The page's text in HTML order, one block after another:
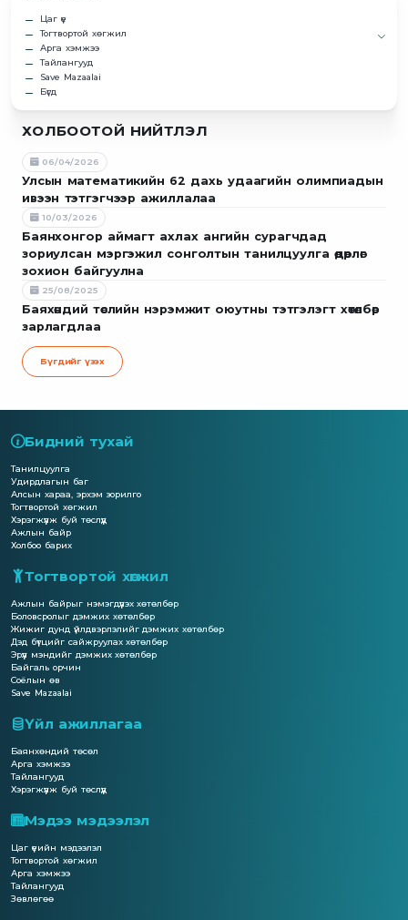
Цаг үе
Тогтвортой хөгжил
Арга хэмжээ
Тайлангууд
Save Mazaalai
Бүгд
ХОЛБООТОЙ НИЙТЛЭЛ
06/04/2026
Улсын математикийн 62 дахь удаагийн олимпиадын
ивээн тэтгэгчээр ажиллалаа
10/03/2026
Баянхонгор аймагт ахлах ангийн сурагчдад
зориулсан мэргэжил сонголтын танилцуулга өдөрлөг
зохион байгуулна
25/08/2025
Баяхөндий төслийн нэрэмжит оюутны тэтгэлэгт хөтөлбөр
зарлагдлаа
Бүгдийг үзэх
Бидний тухай
Танилцуулга
Удирдлагын баг
Алсын хараа, эрхэм зорилго
Тогтвортой хөгжил
Хэрэгжүүлж буй төслүүд
Ажлын байр
Холбоо барих
Тогтвортой хөгжил
Ажлын байрыг нэмэгдүүлэх хөтөлбөр
Боловсролыг дэмжих хөтөлбөр
Жижиг дунд үйлдвэрлэлийг дэмжих хөтөлбөр
Дэд бүтцийг сайжруулах хөтөлбөр
Эрүүл мэндийг дэмжих хөтөлбөр
Байгаль орчин
Соёлын өв
Save Mazaalai
Үйл ажиллагаа
Баянхөндий төсөл
Арга хэмжээ
Тайлангууд
Хэрэгжүүлж буй төслүүд
Мэдээ мэдээлэл
Цаг үеийн мэдээлэл
Тогтвортой хөгжил
Арга хэмжээ
Тайлангууд
Зөвлөгөө